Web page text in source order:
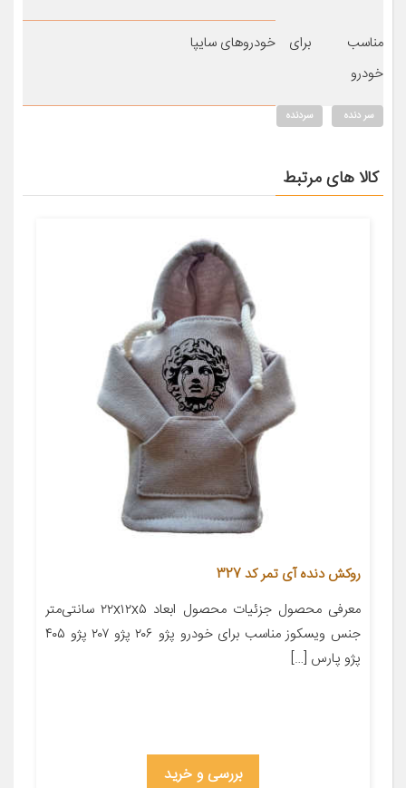
مناسب برای
خودرو
خودروهای سایپا
سر دنده سردنده
کالا های مرتبط
روکش دنده آی تمر کد 327
معرفی محصول جزئیات محصول ابعاد ۲۲x۱۲x۵ سانتی‌متر
جنس ویسکوز مناسب برای خودرو پژو ۲۰۶ پژو ۲۰۷ پژو ۴۰۵
پژو پارس […]
بررسی و خرید